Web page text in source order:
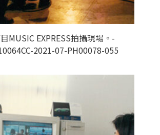
MUSIC EXPRESS拍攝現場。-
2021-07-PH00078-055